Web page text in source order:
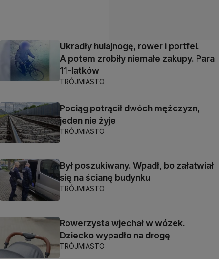
Ukradły hulajnogę, rower i portfel.
A potem zrobiły niemałe zakupy. Para
11-latków
TRÓJMIASTO
Pociąg potrącił dwóch mężczyzn,
jeden nie żyje
TRÓJMIASTO
Był poszukiwany. Wpadł, bo załatwiał
się na ścianę budynku
TRÓJMIASTO
Rowerzysta wjechał w wózek.
Dziecko wypadło na drogę
TRÓJMIASTO